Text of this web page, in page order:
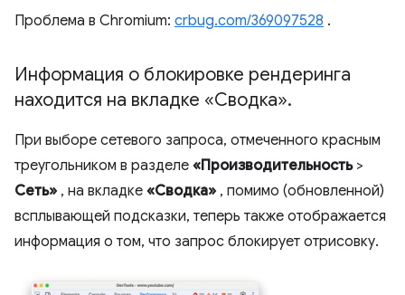
Проблема в Chromium: crbug.com/369097528 .
Информация о блокировке рендеринга
находится на вкладке «Сводка».
При выборе сетевого запроса, отмеченного красным
треугольником в разделе «Производительность>
Сеть» , на вкладке «Сводка» , помимо (обновленной)
всплывающей подсказки, теперь также отображается
информация о том, что запрос блокирует отрисовку.